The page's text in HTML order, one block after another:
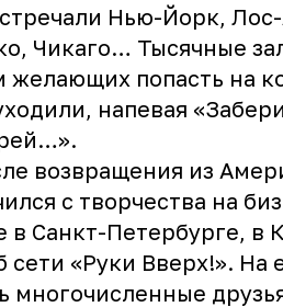
Нью-Йорк,
Чикаго… Тысячные
желающих попасть на
напевая
возвращения из
с творчества на
в Санкт-Петербурге, в
сети «Руки Вверх!». На
многочисленные